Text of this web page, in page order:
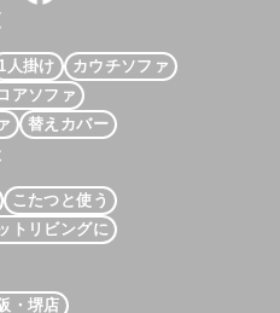
1人掛け
カウチソファ
アソファ
替えカバー
こたつと使う
トリビングに
・堺店